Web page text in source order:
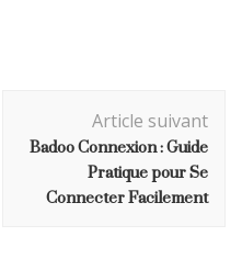
Article suivant
Badoo Connexion : Guide
Pratique pour Se
Connecter Facilement